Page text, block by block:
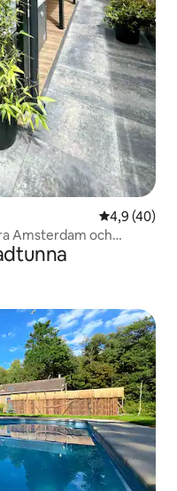
4,9 av 5 i
4,9 (40)
Amsterdam och